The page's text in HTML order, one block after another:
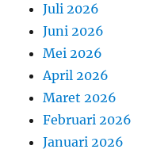
Juli 2026
Juni 2026
Mei 2026
April 2026
Maret 2026
Februari 2026
Januari 2026